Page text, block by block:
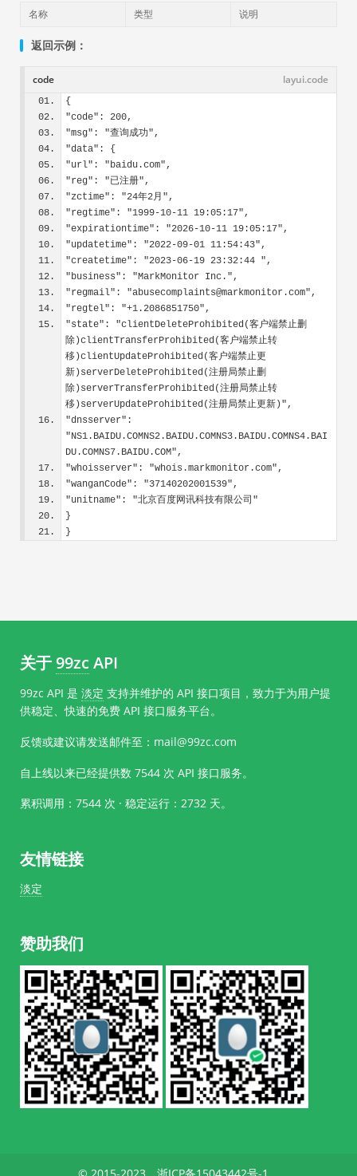
名称 类型 说明
返回示例：
code layui.code
{
"code": 200,
"msg": "查询成功",
"data": {
"url": "baidu.com",
"reg": "已注册",
"zctime": "24年2月",
"regtime": "1999-10-11 19:05:17",
"expirationtime": "2026-10-11 19:05:17",
"updatetime": "2022-09-01 11:54:43",
"createtime": "2023-06-19 23:32:44 ",
"business": "MarkMonitor Inc.",
"regmail": "abusecomplaints@markmonitor.com",
"regtel": "+1.2086851750",
"state": "clientDeleteProhibited(客户端禁止删
除)clientTransferProhibited(客户端禁止转
移)clientUpdateProhibited(客户端禁止更
新)serverDeleteProhibited(注册局禁止删
除)serverTransferProhibited(注册局禁止转
移)serverUpdateProhibited(注册局禁止更新)",
"dnsserver":
"NS1.BAIDU.COMNS2.BAIDU.COMNS3.BAIDU.COMNS4.BAI
DU.COMNS7.BAIDU.COM",
"whoisserver": "whois.markmonitor.com",
"wanganCode": "37140202001539",
"unitname": "北京百度网讯科技有限公司"
}
}
关于99zc API
99zc API 是 淡定 支持并维护的 API 接口项目，致力于为用户提
供稳定、快速的免费 API 接口服务平台。
反馈或建议请发送邮件至：mail@99zc.com
自上线以来已经提供数 7544 次 API 接口服务。
累积调用：7544 次 · 稳定运行： 2732 天。
友情链接
淡定
赞助我们